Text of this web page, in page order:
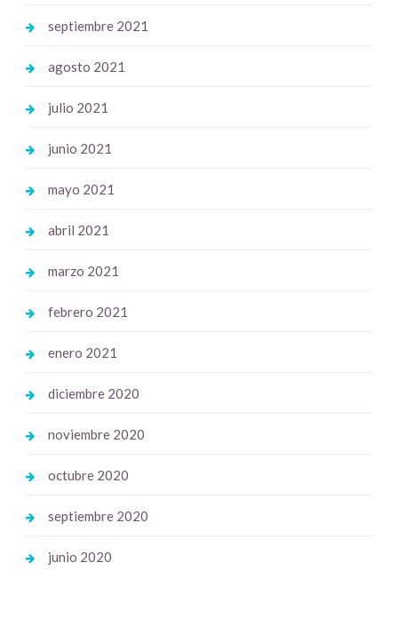
septiembre 2021
agosto 2021
julio 2021
junio 2021
mayo 2021
abril 2021
marzo 2021
febrero 2021
enero 2021
diciembre 2020
noviembre 2020
octubre 2020
septiembre 2020
junio 2020